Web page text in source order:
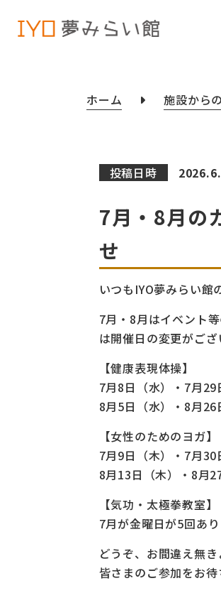
ホーム 施設から
投稿日時
7月・8月の
せ
いつもIYO夢みらい館
7月・8月はイベント
は開催日の変更がござ
【健康表現体操】
7月8日（水）・7月29
8月5日（水）・8月26
【女性のためのヨガ】
7月9日（木）・7月30
8月13日（木）・8月
【気功・太極拳教室】
7月が金曜日が5回あ
どうぞ、お間違え無き
皆さまのご参加をお待